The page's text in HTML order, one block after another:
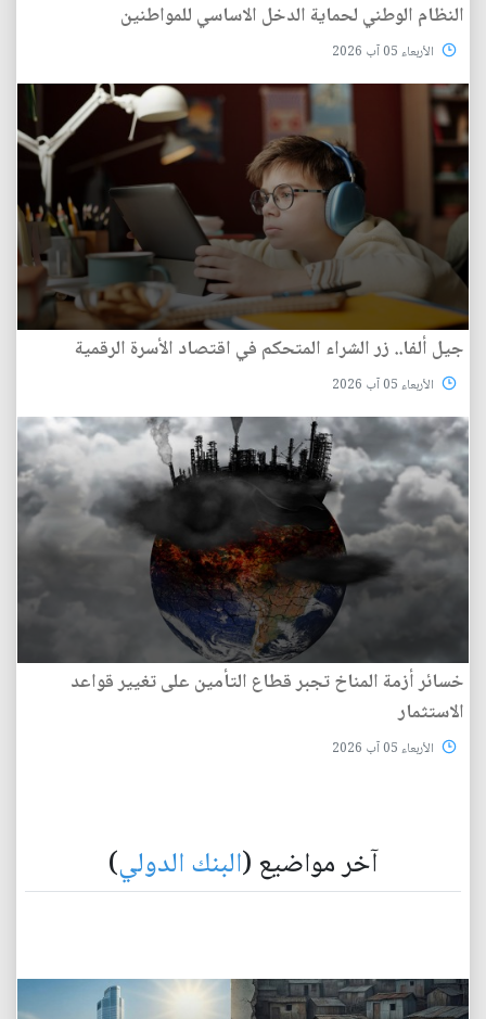
النظام الوطني لحماية الدخل الاساسي للمواطنين
الأربعاء 05 آب 2026
جيل ألفا.. زر الشراء المتحكم في اقتصاد الأسرة الرقمية
الأربعاء 05 آب 2026
خسائر أزمة المناخ تجبر قطاع التأمين على تغيير قواعد
الاستثمار
الأربعاء 05 آب 2026
آخر مواضيع (البنك الدولي)